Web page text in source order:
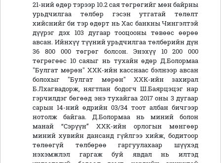
21-ний өдөр тэрээр 10.2 сая төгрөгийг мөн байрны
урьдчилгаа төлбөр гэсэн утгатай төлөлт
хийснийг би тэр өдөрт нь Хас банкны Чингэлтэй
дүүрэг дэх 103 дугаар тооцооны төвөөс өөрөө
авсан. Ийнхүү түүний урьдчилгаа төлбөрийн дүн
36 800 000 төгрөг болсон. Энэхүү 10 200 000
төгрөгөөс 10 саяыг нь тухайн өдөр Д.Болормаа
"Булгат мөрөн" ХХК-ийн касснаас бэлнээр авсан
болохыг "Булгат мөрөн" ХХК-ийн захирал
Б.Лхагвадорж, нягтлан бодогч Ш.Баярцэцэг нар
гэрчилдэг бөгөөд энэ тухайгаа 2017 оны 3 дугаар
сарын 14-ний өдрийн 03/34 тоот албан бичгээр
нотолж байгаа. Д.Болормаа нь миний болон
манай “Сэрүүн” ХХК-ийн орлогын мөнгөөр
миний хувийн дансанд гүйлгээ хийж, бодитоор
төлөөгүй төлбөрөө гаргуулахаар шүүхэд
нэхэмжлэл гаргаж буй явдал нь илтэд